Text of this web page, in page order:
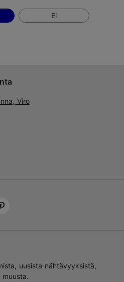
Ei
Viro
uusista nähtävyyksistä,